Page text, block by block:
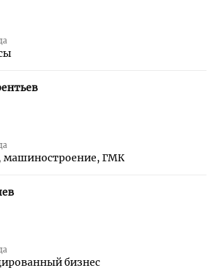
машиностроение, ГМК
бизнес